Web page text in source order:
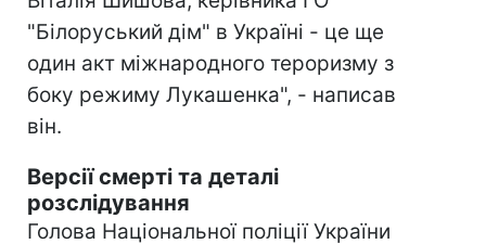
"Білоруський дім" в Україні - це ще
один акт міжнародного тероризму з
боку режиму Лукашенка", - написав
він.
Версії смерті та деталі
розслідування
Голова Національної поліції України